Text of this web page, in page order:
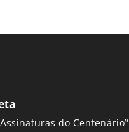
do Centenário”